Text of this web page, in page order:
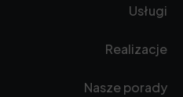
Usługi
Realizacje
Nasze porady